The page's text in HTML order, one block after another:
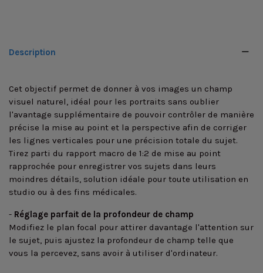
Description
Cet objectif permet de donner à vos images un champ
visuel naturel, idéal pour les portraits sans oublier
l'avantage supplémentaire de pouvoir contrôler de manière
précise la mise au point et la perspective afin de corriger
les lignes verticales pour une précision totale du sujet.
Tirez parti du rapport macro de 1:2 de mise au point
rapprochée pour enregistrer vos sujets dans leurs
moindres détails, solution idéale pour toute utilisation en
studio ou à des fins médicales.
- Réglage parfait de la profondeur de champ
Modifiez le plan focal pour attirer davantage l'attention sur
le sujet, puis ajustez la profondeur de champ telle que
vous la percevez, sans avoir à utiliser d'ordinateur.